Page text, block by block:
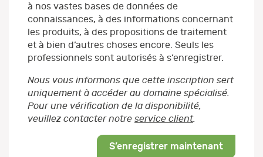
à nos vastes bases de données de
connaissances, à des informations concernant
les produits, à des propositions de traitement
et à bien d’autres choses encore. Seuls les
professionnels sont autorisés à s’enregistrer.
Nous vous informons que cette inscription sert
uniquement à accéder au domaine spécialisé.
Pour une vérification de la disponibilité,
veuillez contacter notre service client.
S’enregistrer maintenant